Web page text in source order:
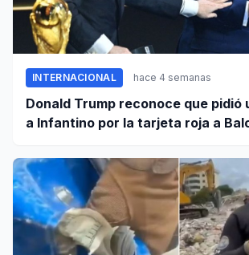
INTERNACIONAL hace 4 semanas
Donald Trump reconoce que pidió
a Infantino por la tarjeta roja a